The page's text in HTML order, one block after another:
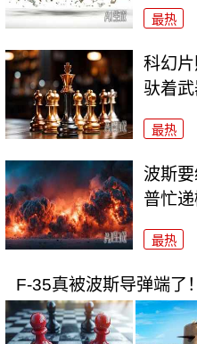
最热
科幻
驮着武
最热
波斯
普忙递
最热
F-35真被波斯导弹端了